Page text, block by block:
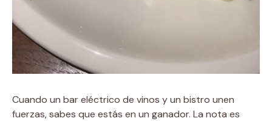
Cuando un bar eléctrico de vinos y un bistro unen
fuerzas, sabes que estás en un ganador. La nota es